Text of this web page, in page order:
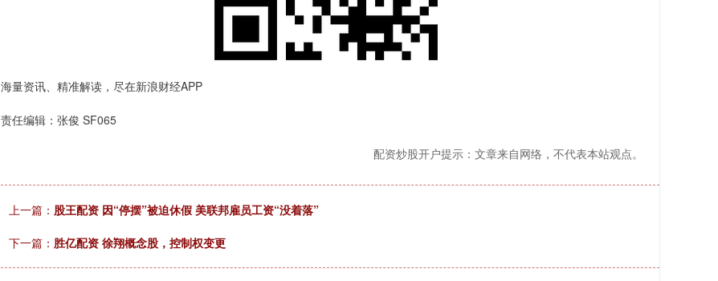
海量资讯、精准解读，尽在新浪财经APP
责任编辑：张俊 SF065
配资炒股开户提示：文章来自网络，不代表本站观点。
上一篇： 股王配资 因“停摆”被迫休假 美联邦雇员工资“没着落”
下一篇： 胜亿配资 徐翔概念股，控制权变更